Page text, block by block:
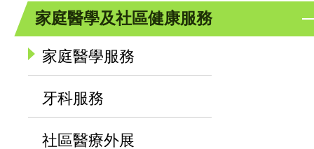
家庭醫學及社區健康服務
家庭醫學服務
牙科服務
社區醫療外展